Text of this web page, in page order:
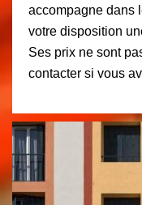
accompagne dans
votre disposition
Ses prix ne sont
contacter si vous